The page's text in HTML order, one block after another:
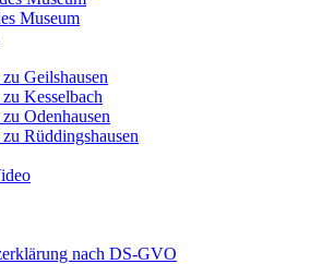
Museum
Geilshausen
Kesselbach
Odenhausen
Rüddingshausen
nach DS-GVO